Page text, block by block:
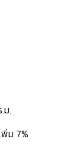
ม.
ม 7%